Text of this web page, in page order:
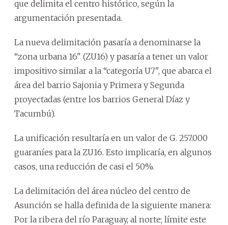
que delimita el centro histórico, según la
argumentación presentada.
La nueva delimitación pasaría a denominarse la
“zona urbana 16" (ZU16) y pasaría a tener un valor
impositivo similar a la “categoría U7", que abarca el
área del barrio Sajonia y Primera y Segunda
proyectadas (entre los barrios General Díaz y
Tacumbú).
La unificación resultaría en un valor de G. 257.000
guaraníes para la ZU16. Esto implicaría, en algunos
casos, una reducción de casi el 50%.
La delimitación del área núcleo del centro de
Asunción se halla definida de la siguiente manera:
Por la ribera del río Paraguay, al norte; límite este